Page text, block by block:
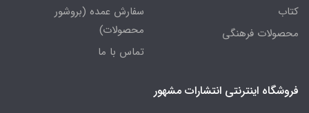
کتاب
محصولات فرهنگی
سفارش عمده (بروشور
محصولات)
تماس با ما
فروشگاه اینترنتی انتشارات مشهور